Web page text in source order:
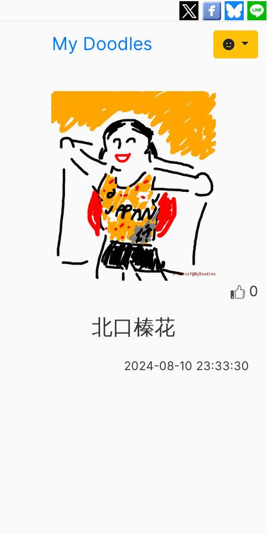
My Doodles
0
北口榛花
2024-08-10 23:33:30